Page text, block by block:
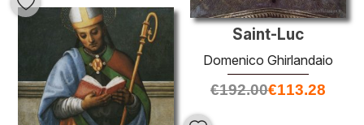
Saint-Luc
Domenico Ghirlandaio
€192.00€113.28